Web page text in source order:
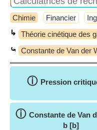
Chimie Financier
↳ Théorie cinétique des
⤿ Constante de Van der
ⓘ Pression
ⓘ Constante de Van
b [b]